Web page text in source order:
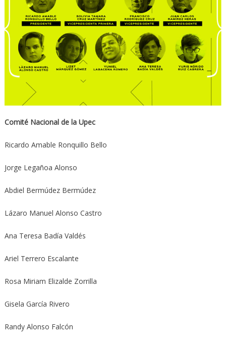
Comité Nacional de la Upec
Ricardo Amable Ronquillo Bello
Jorge Legañoa Alonso
Abdiel Bermúdez Bermúdez
Lázaro Manuel Alonso Castro
Ana Teresa Badía Valdés
Ariel Terrero Escalante
Rosa Miriam Elizalde Zorrilla
Gisela García Rivero
Randy Alonso Falcón